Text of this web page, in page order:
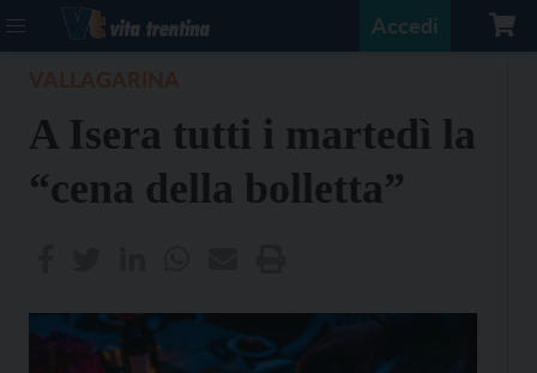
Accedi
A Isera tutti i martedì la
“cena della bolletta”